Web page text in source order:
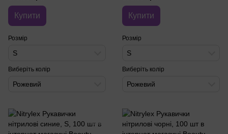
Купити
Розмір
S
Виберіть колір
Рожевий
Купити
Розмір
S
Виберіть колір
Рожевий